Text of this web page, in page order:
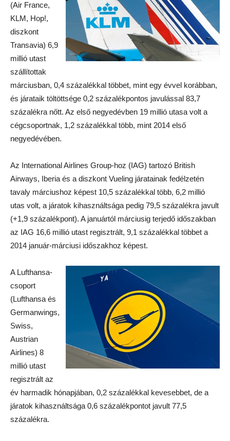
(Air France,
KLM, Hop!,
diszkont
Transavia) 6,9
millió utast
szállítottak
márciusban, 0,4 százalékkal többet, mint egy évvel korábban,
és járataik töltöttsége 0,2 százalékpontos javulással 83,7
százalékra nőtt. Az első negyedévben 19 millió utasa volt a
cégcsoportnak, 1,2 százalékkal több, mint 2014 első
negyedévében.
Az International Airlines Group-hoz (IAG) tartozó British
Airways, Iberia és a diszkont Vueling járatainak fedélzetén
tavaly márciushoz képest 10,5 százalékkal több, 6,2 millió
utas volt, a járatok kihasználtsága pedig 79,5 százalékra javult
(+1,9 százalékpont). A januártól márciusig terjedő időszakban
az IAG 16,6 millió utast regisztrált, 9,1 százalékkal többet a
2014 január-márciusi időszakhoz képest.
A Lufthansa-
csoport
(Lufthansa és
Germanwings,
Swiss,
Austrian
Airlines) 8
millió utast
regisztrált az
év harmadik hónapjában, 0,2 százalékkal kevesebbet, de a
járatok kihasználtsága 0,6 százalékpontot javult 77,5
százalékra.